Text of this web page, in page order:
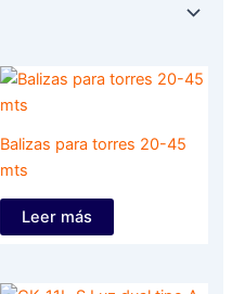
Balizas para torres 20-45
mts
Leer más